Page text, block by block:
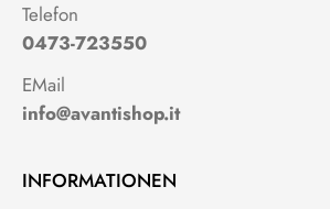
Telefon
0473-723550
EMail
info@avantishop.it
INFORMATIONEN